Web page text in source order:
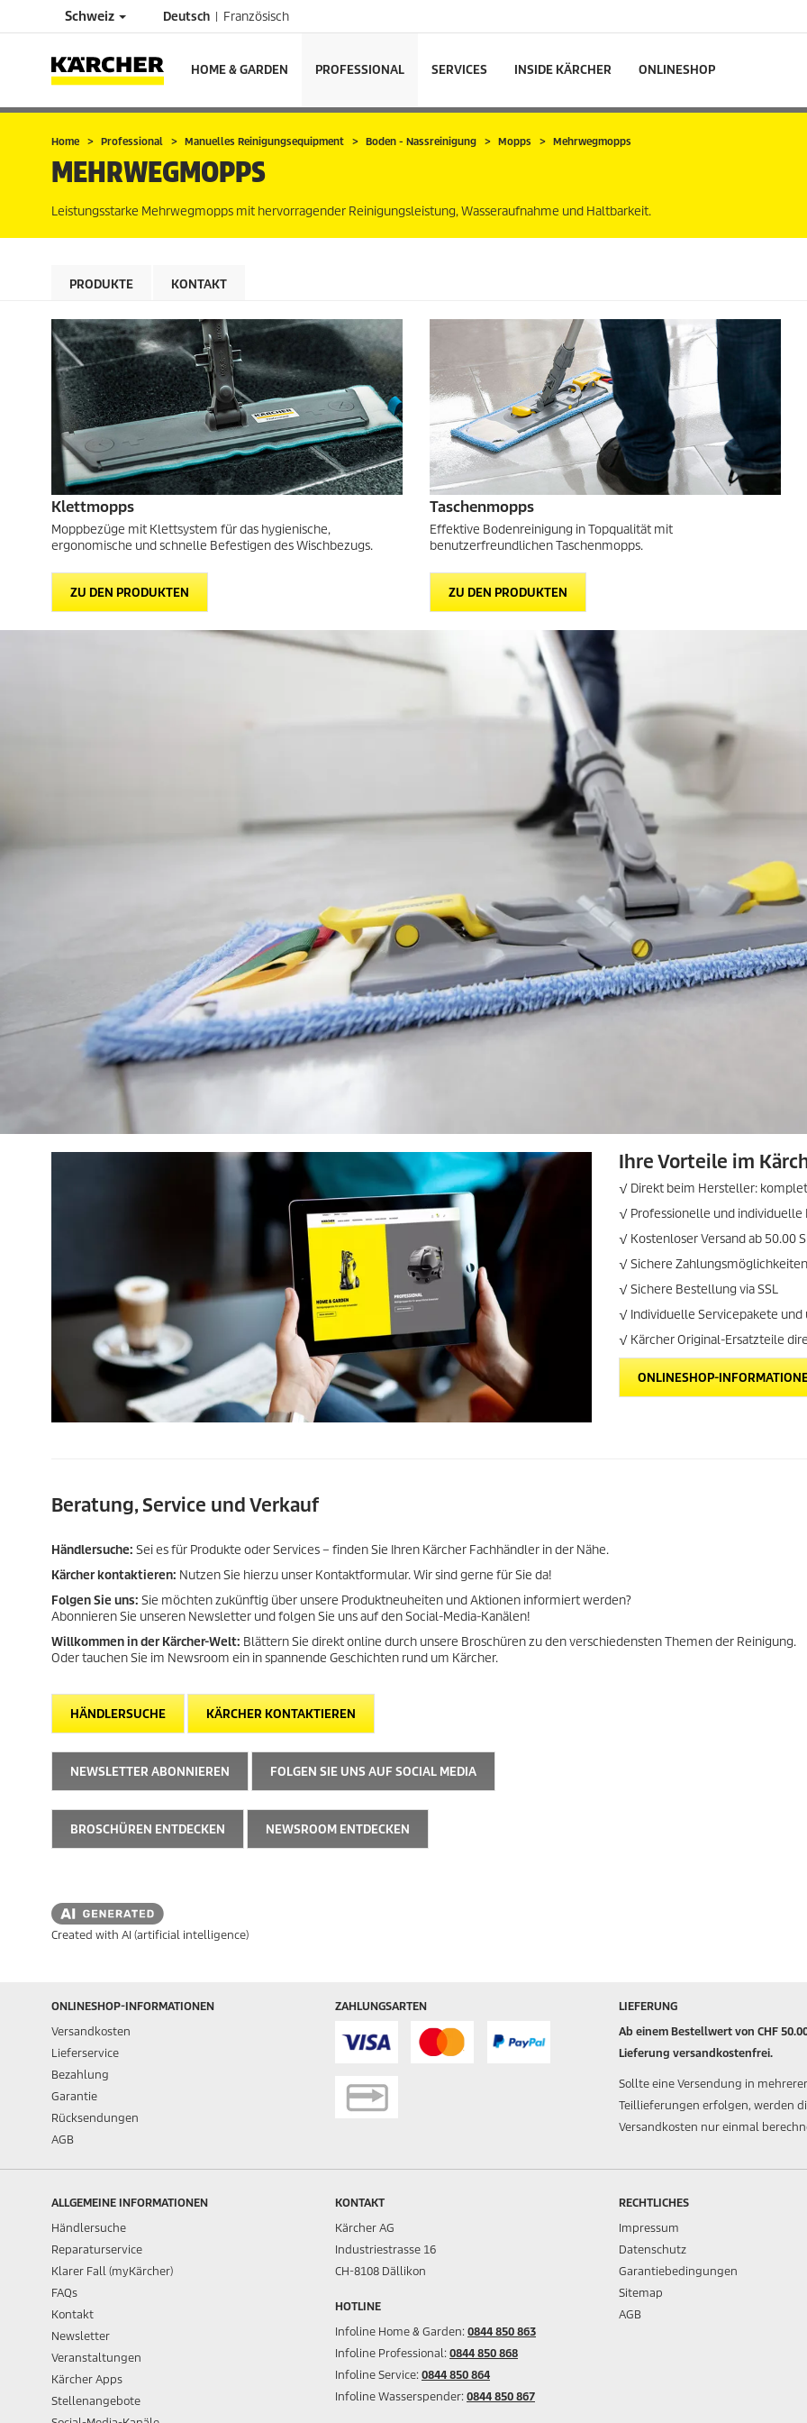
Schweiz Deutsch Französisch
HOME & GARDEN PROFESSIONAL SERVICES INSIDE KÄRCHER ONLINESHOP
Home Professional Manuelles Reinigungsequipment Boden - Nassreinigung Mopps Mehrwegmopps
MEHRWEGMOPPS
Leistungsstarke Mehrwegmopps mit hervorragender Reinigungsleistung, Wasseraufnahme und Haltbarkeit.
PRODUKTE KONTAKT
Klettmopps
Moppbezüge mit Klettsystem für das hygienische,
ergonomische und schnelle Befestigen des Wischbezugs.
ZU DEN PRODUKTEN
Taschenmopps
Effektive Bodenreinigung in Topqualität mit
benutzerfreundlichen Taschenmopps.
ZU DEN PRODUKTEN
Ihre Vorteile im
√ Direkt beim Hersteller:
√ Professionelle und individuelle
√ Kostenloser Versand ab 50.00
√ Sichere Zahlungsmöglichkeiten
√ Sichere Bestellung via SSL
√ Individuelle Servicepakete und
√ Kärcher Original-Ersatzteile
ONLINESHOP-
Beratung, Service und Verkauf
Händlersuche: Sei es für Produkte oder Services – finden Sie Ihren Kärcher Fachhändler in der Nähe.
Kärcher kontaktieren: Nutzen Sie hierzu unser Kontaktformular. Wir sind gerne für Sie da!
Folgen Sie uns: Sie möchten zukünftig über unsere Produktneuheiten und Aktionen informiert werden?
Abonnieren Sie unseren Newsletter und folgen Sie uns auf den Social-Media-Kanälen!
Willkommen in der Kärcher-Welt: Blättern Sie direkt online durch unsere Broschüren zu den verschiedensten Themen der Reinigung.
Oder tauchen Sie im Newsroom ein in spannende Geschichten rund um Kärcher.
HÄNDLERSUCHE KÄRCHER KONTAKTIEREN
NEWSLETTER ABONNIEREN FOLGEN SIE UNS AUF SOCIAL MEDIA
BROSCHÜREN ENTDECKEN NEWSROOM ENTDECKEN
Created with AI (artificial intelligence)
ONLINESHOP-INFORMATIONEN
Versandkosten
Lieferservice
Bezahlung
Garantie
Rücksendungen
AGB
ZAHLUNGSARTEN
LIEFERUNG
Ab einem Bestellwert von CHF
Lieferung versandkostenfrei.
Sollte eine Versendung in
Teillieferungen erfolgen, werden
Versandkosten nur einmal
ALLGEMEINE INFORMATIONEN
Händlersuche
Reparaturservice
Klarer Fall (myKärcher)
FAQs
Kontakt
Newsletter
Veranstaltungen
Kärcher Apps
Stellenangebote
KONTAKT
Kärcher AG
Industriestrasse 16
CH-8108 Dällikon
HOTLINE
Infoline Home & Garden: 0844 850 863
Infoline Professional: 0844 850 868
Infoline Service: 0844 850 864
Infoline Wasserspender: 0844 850 867
RECHTLICHES
Impressum
Datenschutz
Garantiebedingungen
Sitemap
AGB